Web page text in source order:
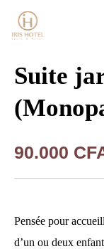
Suite
90.000
Pensée pour
d’un ou deux